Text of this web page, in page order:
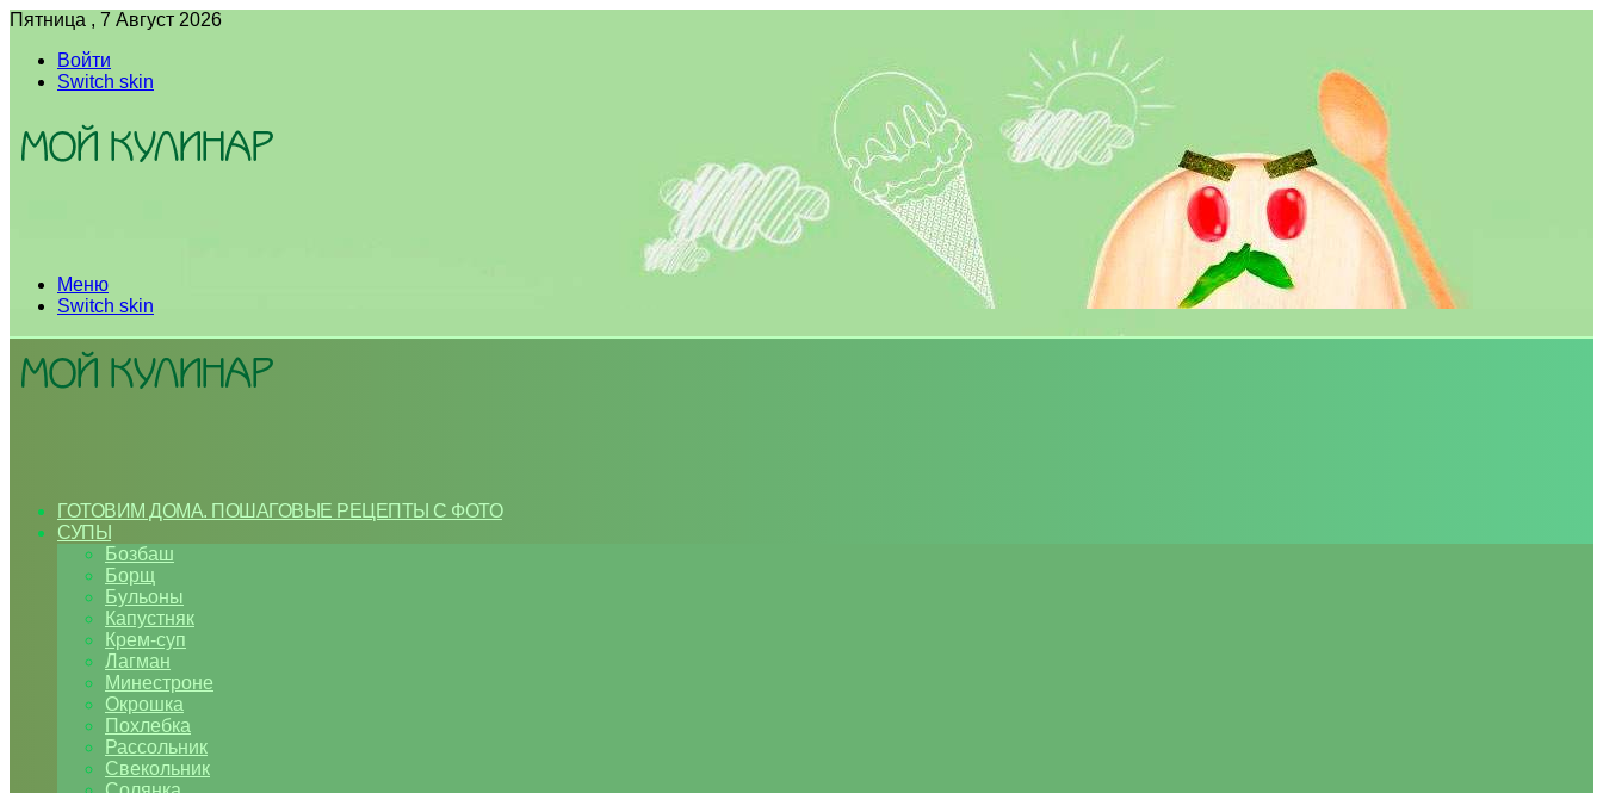
Пятница , 7 Август 2026
Войти
Switch skin
Меню
Switch skin
ГОТОВИМ ДОМА. ПОШАГОВЫЕ РЕЦЕПТЫ С ФОТО
СУПЫ
Бозбаш
Борщ
Бульоны
Капустняк
Крем-суп
Лагман
Минестроне
Окрошка
Похлебка
Рассольник
Свекольник